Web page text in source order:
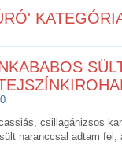
0
csillagánizsos
naranccsal adtam